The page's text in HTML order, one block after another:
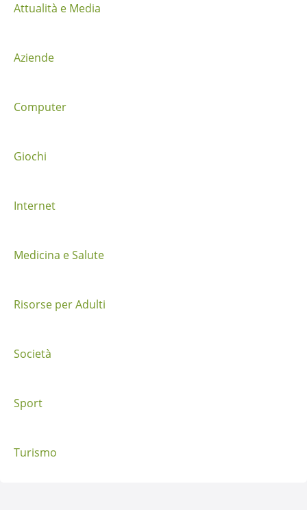
o
n
t
a
p
o
t
Attualità e Media
Aziende
Computer
Giochi
Internet
Medicina e Salute
Risorse per Adulti
Società
Sport
Turismo